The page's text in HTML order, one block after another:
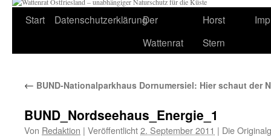
Start DatenschutzerklärungDer
Wattenrat
Horst
Stern
← BUND-Nationalparkhaus Dornumersiel: Hier schaut der
BUND_Nordseehaus_Energie_1
Von Redaktion | Veröffentlicht2. September 2011 | Die